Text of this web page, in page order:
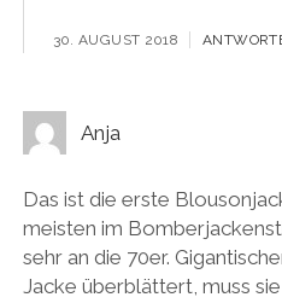
30. AUGUST 2018
Anja
Das ist die erste
meisten im
sehr an die 70er.
Jacke überblättert, muss